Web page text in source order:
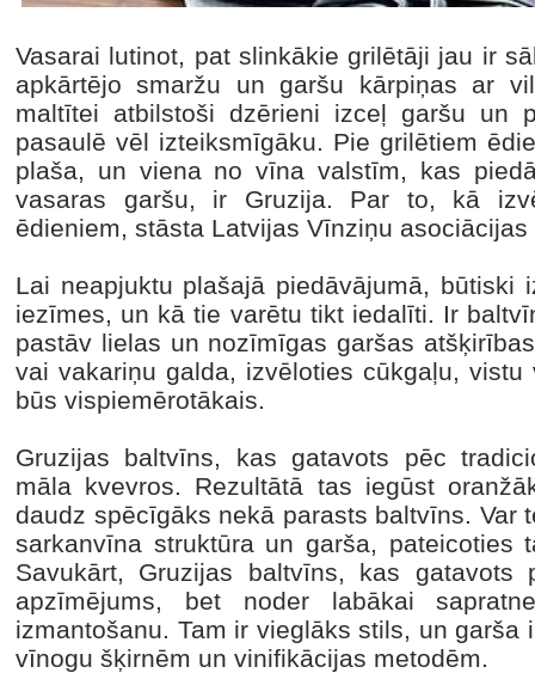
Vasarai lutinot, pat slinkākie grilētāji jau ir
apkārtējo smaržu un garšu kārpiņas ar
maltītei atbilstoši dzērieni izceļ garšu un
pasaulē vēl izteiksmīgāku. Pie grilētiem
plaša, un viena no vīna valstīm, kas
vasaras garšu, ir Gruzija. Par to, kā
ēdieniem, stāsta Latvijas Vīnziņu
Lai neapjuktu plašajā piedāvājumā, būtiski
iezīmes, un kā tie varētu tikt iedalīti. Ir
pastāv lielas un nozīmīgas garšas
vai vakariņu galda, izvēloties cūkgaļu,
būs vispiemērotākais.
Gruzijas baltvīns, kas gatavots pēc
māla kvevros. Rezultātā tas iegūst
daudz spēcīgāks nekā parasts baltvīns. Var
sarkanvīna struktūra un garša, pateicoties
Savukārt, Gruzijas baltvīns, kas gatavots
apzīmējums, bet noder labākai
izmantošanu. Tam ir vieglāks stils, un
vīnogu šķirnēm un vinifikācijas metodēm.